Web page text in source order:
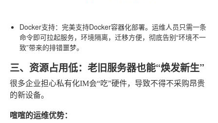
Docker支持：完美支持Docker容器化部署。运维人员只需一条
命令即可拉起服务，环境隔离，迁移方便，彻底告别“环境不一
致”带来的排错噩梦。
三、资源占用低：老旧服务器也能“焕发新生”
很多企业担心私有化IM会“吃”硬件，导致不得不采购昂贵
的新设备。
喧喧的运维优势：